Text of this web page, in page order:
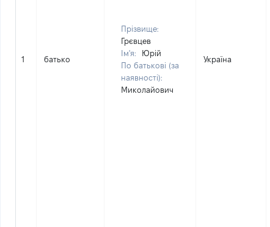
1 батько
Прізвище:
Грєвцев
Ім'я:
Юрій
По батькові (за
наявності):
Миколайович
Україна